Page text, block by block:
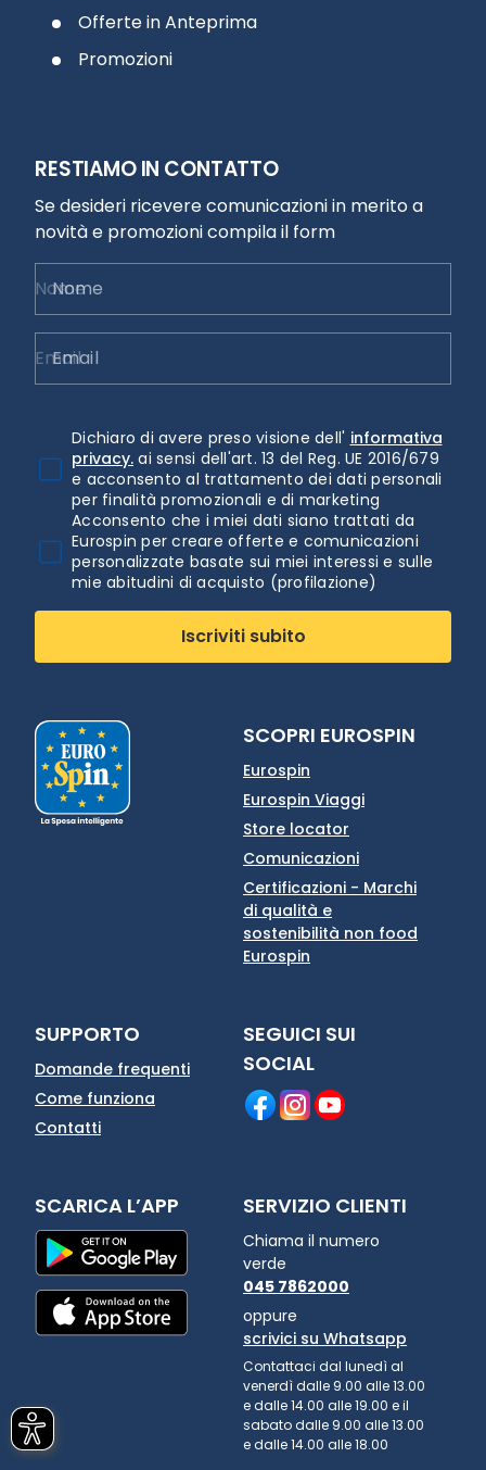
Offerte in Anteprima
Promozioni
RESTIAMO IN CONTATTO
Se desideri ricevere comunicazioni in merito a
novità e promozioni compila il form
Nome
Email
Dichiaro di avere preso visione dell' informativa
privacy. ai sensi dell'art. 13 del Reg. UE 2016/679
e acconsento al trattamento dei dati personali
per finalità promozionali e di marketing
Acconsento che i miei dati siano trattati da
Eurospin per creare offerte e comunicazioni
personalizzate basate sui miei interessi e sulle
mie abitudini di acquisto (profilazione)
Iscriviti subito
SCOPRI EUROSPIN
Eurospin
Eurospin Viaggi
Store locator
Comunicazioni
Certificazioni - Marchi
di qualità e
sostenibilità non food
Eurospin
SUPPORTO
Domande frequenti
Come funziona
Contatti
SEGUICI SUI
SOCIAL
SCARICA L’APP SERVIZIO CLIENTI
Chiama il numero
verde
045 7862000
oppure
scrivici su Whatsapp
Contattaci dal lunedì al
venerdì dalle 9.00 alle 13.00
e dalle 14.00 alle 19.00 e il
sabato dalle 9.00 alle 13.00
e dalle 14.00 alle 18.00